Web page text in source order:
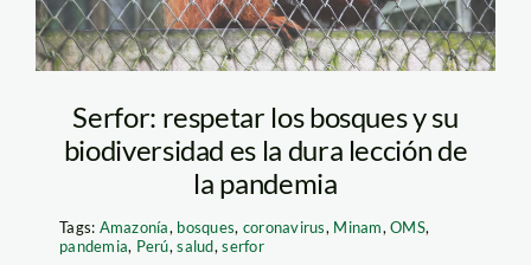
Serfor: respetar los bosques y su
biodiversidad es la dura lección de
la pandemia
Tags: Amazonía, bosques, coronavirus, Minam,OMS,
pandemia, Perú,salud,serfor